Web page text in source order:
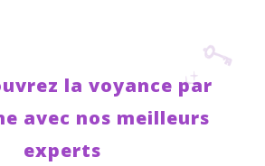
la voyance par
avec nos meilleurs
experts